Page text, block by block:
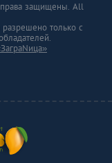
права защищены. All
только с